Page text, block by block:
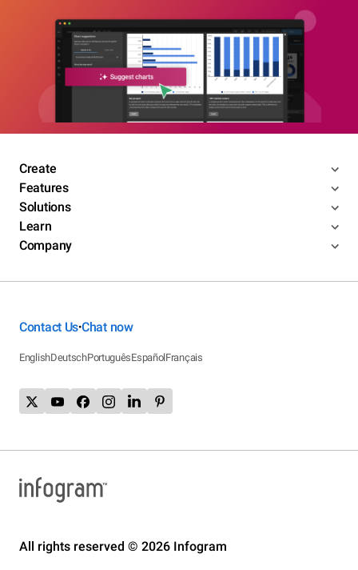
Create
Features
Solutions
Learn
Company
Contact Us•Chat now
EnglishDeutschPortuguêsEspañolFrançais
All rights reserved © 2026 Infogram